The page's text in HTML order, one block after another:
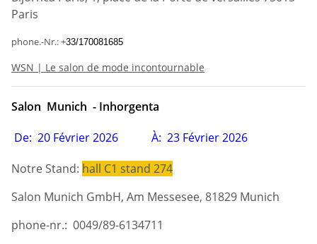
Paris
phone.-Nr.: +33/170081685
WSN | Le salon de mode incontournable
Salon Munich - Inhorgenta
De: 20 Février2026 À: 23 Février2026
Notre Stand: hall C1 stand 274
Salon Munich GmbH, Am Messesee, 81829 Munich
phone-nr.: 0049/89-6134711